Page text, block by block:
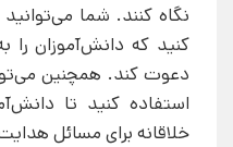
نگاه کنند. شما
کنید که دانش‌آموزان را
دعوت کند. همچنین
استفاده کنید تا
خلاقانه برای مسائل